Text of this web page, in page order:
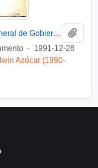
[Fax del Ministro Secretario General de Gobierno adjuntando conferencia de prensa de fin de año con un balance global]
· 1991-12-28
Azócar (1990-